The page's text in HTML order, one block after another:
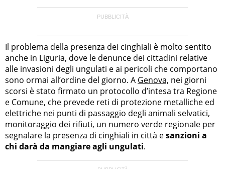
Il problema della presenza dei cinghiali è molto sentito
anche in Liguria, dove le denunce dei cittadini relative
alle invasioni degli ungulati e ai pericoli che comportano
sono ormai all’ordine del giorno. A Genova, nei giorni
scorsi è stato firmato un protocollo d’intesa tra Regione
e Comune, che prevede reti di protezione metalliche ed
elettriche nei punti di passaggio degli animali selvatici,
monitoraggio dei rifiuti, un numero verde regionale per
segnalare la presenza di cinghiali in città esanzioni a
chi darà da mangiare agli ungulati.